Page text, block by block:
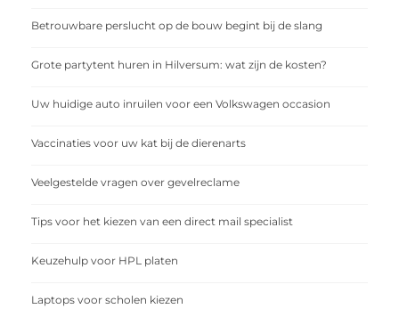
Betrouwbare perslucht op de bouw begint bij de slang
Grote partytent huren in Hilversum: wat zijn de kosten?
Uw huidige auto inruilen voor een Volkswagen occasion
Vaccinaties voor uw kat bij de dierenarts
Veelgestelde vragen over gevelreclame
Tips voor het kiezen van een direct mail specialist
Keuzehulp voor HPL platen
Laptops voor scholen kiezen